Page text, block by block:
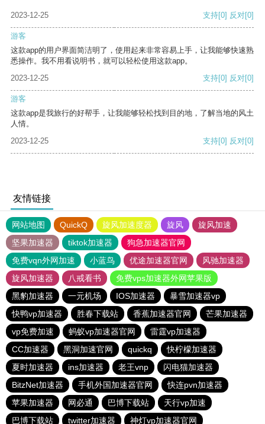
2023-12-25 支持[0] 反对[0]
游客
这款app的用户界面简洁明了，使用起来非常容易上手，让我能够快速熟
悉操作。我不用看说明书，就可以轻松使用这款app。
2023-12-25
支持[0] 反对[0]
游客
这款app是我旅行的好帮手，让我能够轻松找到目的地，了解当地的风土
人情。
2023-12-25
支持[0] 反对[0]
友情链接
网站地图 QuickQ 旋风加速度器 旋风
旋风加速
坚果加速器
tiktok加速器
狗急加速器官网
免费vqn外网加速
小蓝鸟 优途加速器官网
风驰加速器
旋风加速器
八戒看书
免费vps加速器外网苹果版
黑豹加速器
一元机场 IOS加速器
暴雪加速器vp
快鸭vp加速器
胜春下载站 香蕉加速器官网
芒果加速器
vp免费加速
蚂蚁vp加速器官网
雷霆vp加速器
CC加速器
黑洞加速官网 quickq
快柠檬加速器
夏时加速器
ins加速器 老王vnp
闪电猫加速器
BitzNet加速器
手机外国加速器官网
快连pvn加速器
苹果加速器
网必通 巴博下载站
天行vp加速
巴博下载站
twitter加速器 神灯vp加速器官网